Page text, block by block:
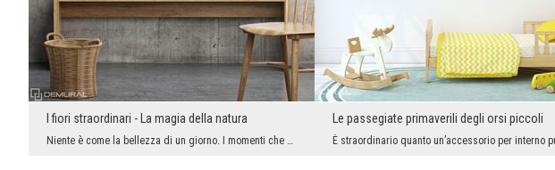
I fiori straordinari - La magia della natura
Niente è come la bellezza di un giorno. I momenti che possono avvicinarsi alla natura sono sempre...
Le passegiate primaverili degli orsi piccoli